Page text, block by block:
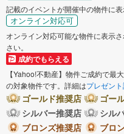
記載のイベントが開催中の物件に表
オンライン対応可
オンライン対応可能な物件に表示
さい。
成約でもらえる
【Yahoo!不動産】物件ご成約で最
の対象物件です。詳細はプレゼン
ゴールド推奨店
ゴー
シルバー推奨店
シル
ブロンズ推奨店
ブロ